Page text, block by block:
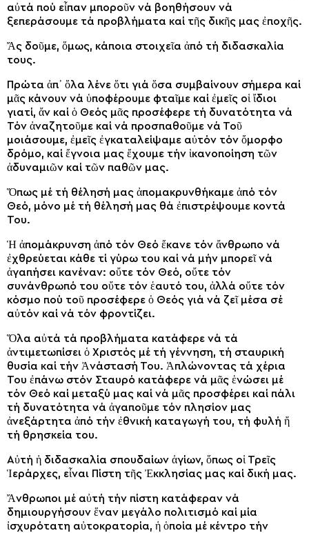
αὐτά πού εἶπαν μποροῦν νά βοηθήσουν νά
ξεπεράσουμε τά προβλήματα καί τῆς δικῆς μας ἐποχῆς.
Ἄς δοῦμε, ὅμως, κάποια στοιχεῖα ἀπό τή διδασκαλία
τους.
Πρώτα ἀπ᾽ ὅλα λένε ὅτι γιά ὅσα συμβαίνουν σήμερα καί
μᾶς κάνουν νά ὑποφέρουμε φταῖμε καί ἐμεῖς οἱ ἴδιοι
γιατί, ἄν καί ὁ Θεός μᾶς προσέφερε τή δυνατότητα νά
Τόν ἀναζητοῦμε καί νά προσπαθοῦμε νά Τοῦ
μοιάσουμε, ἐμεῖς ἐγκαταλείψαμε αὐτόν τόν ὄμορφο
δρόμο, καί ἔγνοια μας ἔχουμε τήν ἱκανοποίηση τῶν
ἀδυναμιῶν καί τῶν παθῶν μας.
Ὅπως μέ τή θέλησή μας ἀπομακρυνθήκαμε ἀπό τόν
Θεό, μόνο μέ τή θέλησή μας θά ἐπιστρέψουμε κοντά
Του.
Ἡ ἀπομάκρυνση ἀπό τόν Θεό ἔκανε τόν ἄνθρωπο νά
ἐχθρεύεται κάθε τί γύρω του καί νά μήν μπορεῖ νά
ἀγαπήσει κανέναν: οὔτε τόν Θεό, οὔτε τόν
συνάνθρωπό του οὔτε τόν ἑαυτό του, ἀλλά οὔτε τόν
κόσμο πού τοῦ προσέφερε ὁ Θεός γιά νά ζεῖ μέσα σέ
αὐτόν καί νά τόν φροντίζει.
Ὅλα αὐτά τά προβλήματα κατάφερε νά τά
ἀντιμετωπίσει ὁ Χριστός μέ τή γέννηση, τή σταυρική
θυσία καί τήν Ἀνάστασή Του. Ἁπλώνοντας τά χέρια
Του ἐπάνω στόν Σταυρό κατάφερε νά μᾶς ἑνώσει μέ
τόν Θεό καί μεταξύ μας καί νά μᾶς προσφέρει καί πάλι
τή δυνατότητα νά ἀγαποῦμε τόν πλησίον μας
ἀνεξάρτητα ἀπό τήν ἐθνική καταγωγή του, τή φυλή ἤ
τή θρησκεία του.
Αὐτή ἡ διδασκαλία σπουδαίων ἁγίων, ὅπως οἱ Τρεῖς
Ἱεράρχες, εἶναι Πίστη τῆς Ἐκκλησίας μας καί δική μας.
Ἄνθρωποι μέ αὐτή τήν πίστη κατάφεραν νά
δημιουργήσουν ἕναν μεγάλο πολιτισμό καί μία
ἰσχυρότατη αὐτοκρατορία, ἡ ὁποία μέ κέντρο τήν